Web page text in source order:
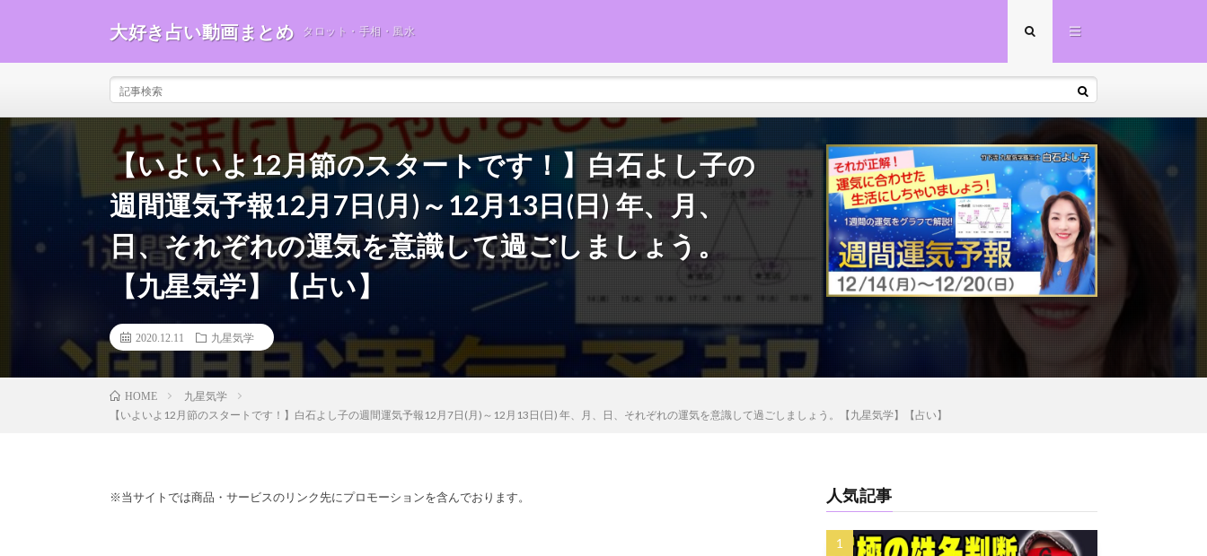
大好き占い動画まとめ タロット・手相・風水
【いよいよ12月節のスタートです！】白石よし子の
週間運気予報12月7日(月)～12月13日(日) 年、月、
日、それぞれの運気を意識して過ごしましょう。
【九星気学】【占い】
2020.12.11 九星気学
HOME
九星気学
【いよいよ12月節のスタートです！】白石よし子の週間運気予報12月7日(月)～12月13日(日) 年、月、日、それぞれの運気を意識して過ごしましょう。【九星気学】【占い】
※当サイトでは商品・サービスのリンク先にプロモーションを含んでおります。 人気記事